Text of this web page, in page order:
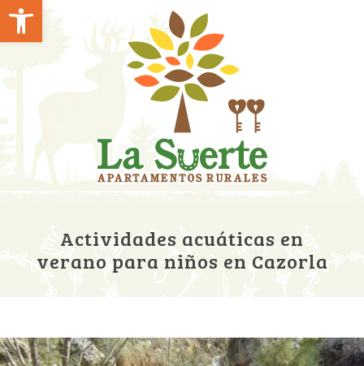
Actividades acuáticas en
verano para niños en Cazorla